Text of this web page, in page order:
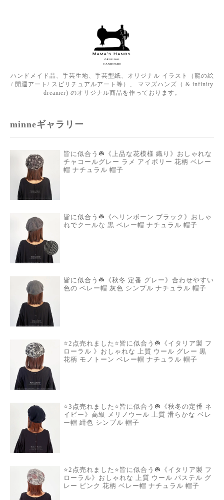
ハンドメイド品、手芸生地、手芸型紙、オリジナル イラスト（龍の絵
/ 開運アート/ スピリチュアルアート等）、 ママズハンズ（ & infinity
dreamer) のオリジナル商品を作っております。
minneギャラリー
皆に似合う☘️《上品な花模様 織り》おしゃれな
チャコールグレー ラメ アイボリー 花柄 ベレー
帽 ナチュラル 帽子
皆に似合う☘️《ヘリンボーン ブラック》おしゃ
れでクールな 黒 ベレー帽 ナチュラル 帽子
皆に似合う☘️《秋冬 定番 グレー》合わせやすい
色の ベレー帽 灰色 シンプル ナチュラル 帽子
⭐️2点売れました⭐️皆に似合う☘️《イタリア製 フ
ローラル 》おしゃれな 上質 ウール グレー 黒
花柄 モノトーン ベレー帽 ナチュラル 帽子
⭐️3点売れました⭐️皆に似合う☘️《秋冬の定番 ネ
イビー》高級 メリノウール 上質 滑らかな ベレ
ー帽 紺色 シンプル 帽子
⭐️2点売れました⭐️皆に似合う☘️《イタリア製 フ
ローラル》おしゃれな 上質 ウール パステル グ
レー ピンク 花柄 ベレー帽 ナチュラル 帽子